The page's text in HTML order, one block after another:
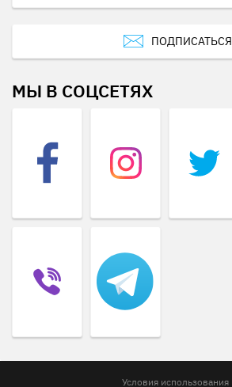
ПОДПИСАТЬСЯ
МЫ В СОЦСЕТЯХ
Условия использования